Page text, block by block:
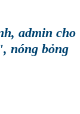
admin cho
nóng bỏng